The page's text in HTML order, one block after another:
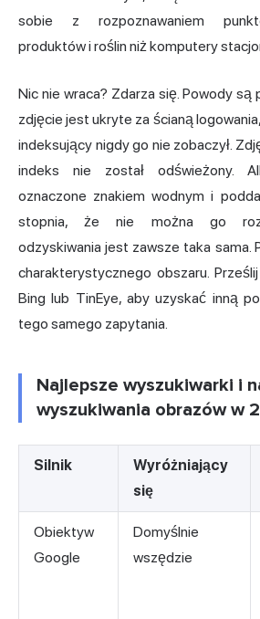
sobie z rozpoznawaniem
produktów i roślin niż komputery
Nic nie wraca? Zdarza się. Powody są
zdjęcie jest ukryte za ścianą
indeksujący nigdy go nie zobaczył.
indeks nie został odświeżony.
oznaczone znakiem wodnym i
stopnia, że nie można go
odzyskiwania jest zawsze taka sama.
charakterystycznego obszaru.
Bing lub TinEye, aby uzyskać inną
tego samego zapytania.
Najlepsze wyszukiwarki i
wyszukiwania obrazów w
Silnik
Wyróżniający
się
Obiektyw
Google
Domyślnie
wszędzie